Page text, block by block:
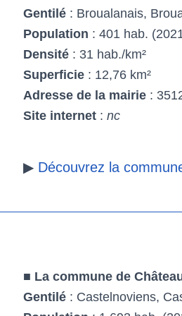
Gentilé : Broualanais,
Population : 401 hab.
Densité : 31 hab./km²
Superficie : 12,76 km²
Adresse de la mairie :
Site internet : nc
▶ Découvrez la
■ La commune de
Gentilé : Castelnoviens,